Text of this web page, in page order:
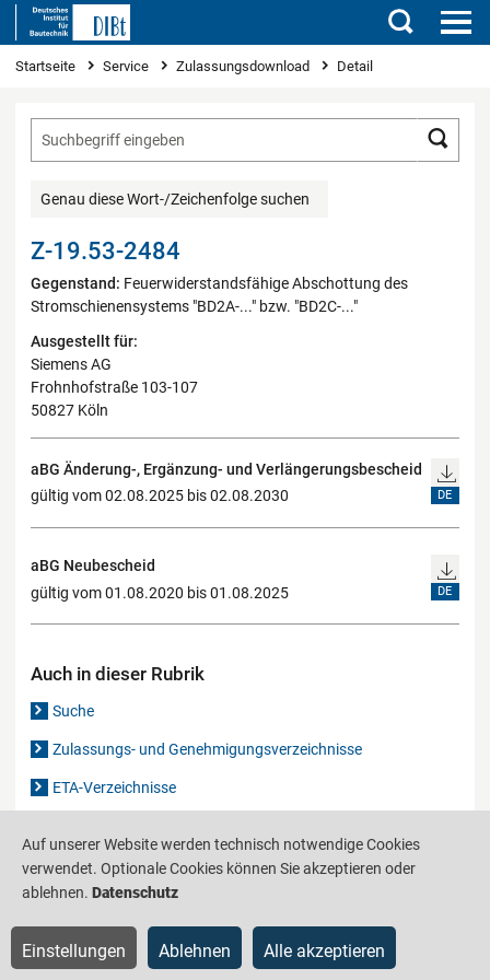
Suchen
Sie sind hier
Startseite Service Zulassungsdownload Detail
Genau diese Wort-/Zeichenfolge suchen
Z-19.53-2484
Gegenstand: Feuerwiderstandsfähige Abschottung des
Stromschienensystems "BD2A-..." bzw. "BD2C-..."
Ausgestellt für:
Siemens AG
Frohnhofstraße 103-107
50827 Köln
aBG Änderung-, Ergänzung- und Verlängerungsbescheid
gültig vom 02.08.2025 bis 02.08.2030
DE
aBG Neubescheid
gültig vom 01.08.2020 bis 01.08.2025
DE
Auch in dieser Rubrik
Suche
Zulassungs- und Genehmigungsverzeichnisse
ETA-Verzeichnisse
Produktinformationsstelle für das Bauwesen
Barrierefreiheit Datenschutz Impressum Sitemap
Auf unserer Website werden technisch notwendige Cookies
verwendet. Optionale Cookies können Sie akzeptieren oder
ablehnen. Datenschutz
Einstellungen Ablehnen Alle akzeptieren